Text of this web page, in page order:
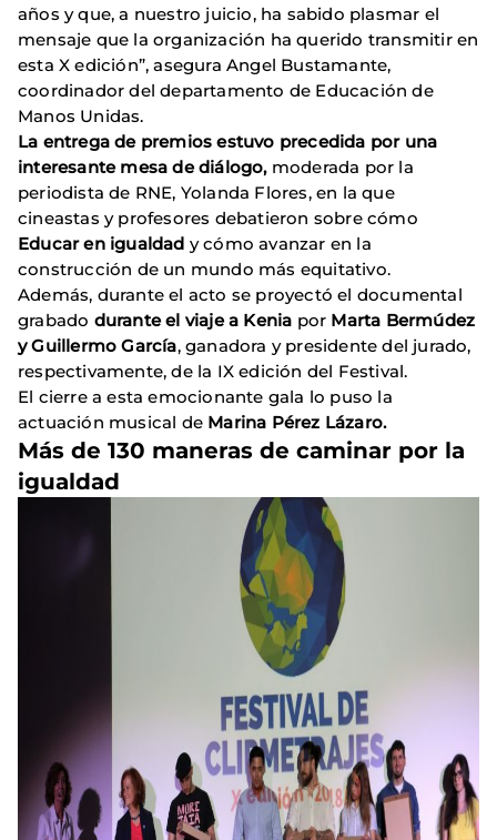
años y que, a nuestro juicio, ha sabido plasmar el
mensaje que la organización ha querido transmitir en
esta X edición”, asegura Angel Bustamante,
coordinador del departamento de Educación de
Manos Unidas.
La entrega de premios estuvo precedida por una
interesante mesa de diálogo, moderada por la
periodista de RNE, Yolanda Flores, en la que
cineastas y profesores debatieron sobre cómo
Educar en igualdad y cómo avanzar en la
construcción de un mundo más equitativo.
Además, durante el acto se proyectó el documental
grabado durante el viaje a Kenia por Marta Bermúdez
y Guillermo García, ganadora y presidente del jurado,
respectivamente, de la IX edición del Festival.
El cierre a esta emocionante gala lo puso la
actuación musical de Marina Pérez Lázaro.
Más de 130 maneras de caminar por la
igualdad